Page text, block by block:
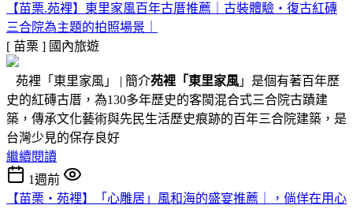
【苗栗.苑裡】東里家風百年古厝推薦｜古裝體驗・復古紅磚
三合院為主題的拍照場景｜
[ 苗栗 ] 國內旅遊
苑裡「東里家風」 | 簡介苑裡「東里家風 」是個有著百年歷
史的紅磚古厝，為130多年歷史的客閩混合式三合院古蹟建
築，傳承文化藝術與先民生活歷史痕跡的百年三合院建築，是
台灣少見的保存良好
繼續閱讀
1週前
【苗栗・苑裡】「心雕居」風和海的盛宴推薦｜，倘佯在用心